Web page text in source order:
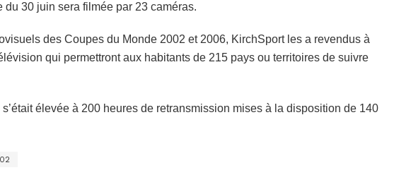
du 30 juin sera filmée par 23 caméras.
des Coupes du Monde 2002 et 2006, KirchSport les a revendus à
qui permettront aux habitants de 215 pays ou territoires de suivre
s’était élevée à 200 heures de retransmission mises à la disposition de 140